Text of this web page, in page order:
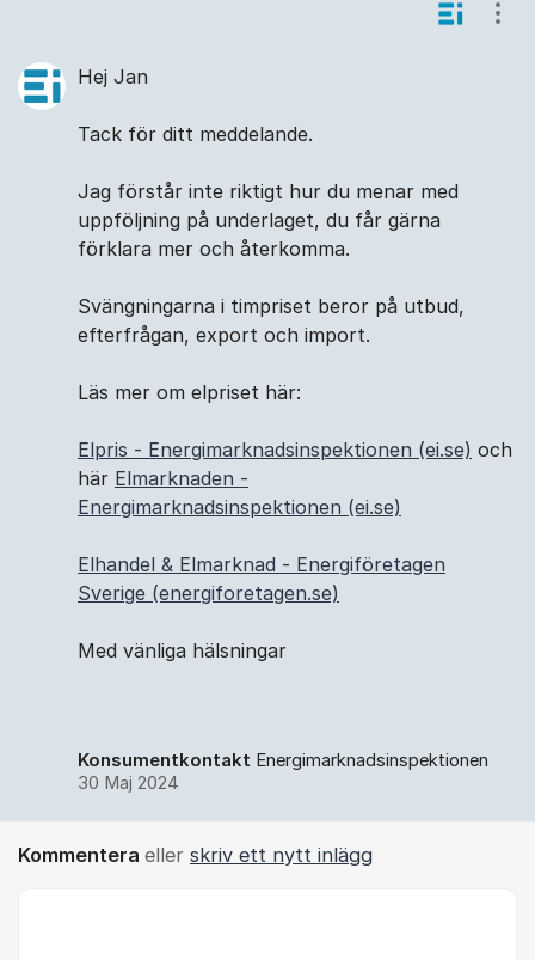
Hej Jan
Tack för ditt meddelande.
Jag förstår inte riktigt hur du menar med
uppföljning på underlaget, du får gärna
förklara mer och återkomma.
Svängningarna i timpriset beror på utbud,
efterfrågan, export och import.
Läs mer om elpriset här:
Elpris - Energimarknadsinspektionen (ei.se) och
här Elmarknaden -
Energimarknadsinspektionen (ei.se)
Elhandel & Elmarknad - Energiföretagen
Sverige (energiforetagen.se)
Med vänliga hälsningar
Konsumentkontakt Energimarknadsinspektionen
30 Maj 2024
Kommentera eller skriv ett nytt inlägg